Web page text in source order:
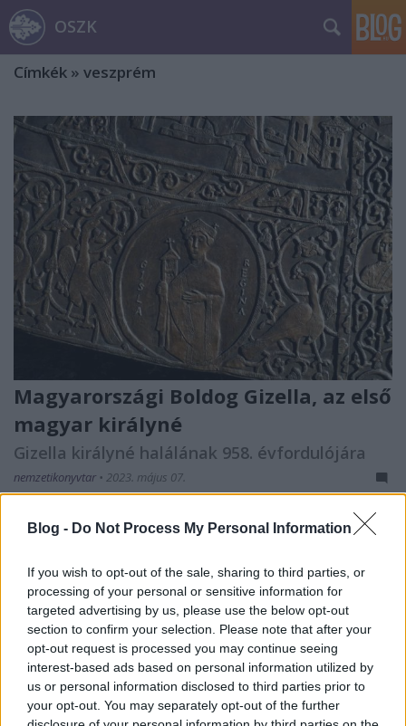
Blog - Do Not Process My Personal Information
If you wish to opt-out of the sale, sharing to third parties, or
processing of your personal or sensitive information for
targeted advertising by us, please use the below opt-out
section to confirm your selection. Please note that after your
opt-out request is processed you may continue seeing
interest-based ads based on personal information utilized by
us or personal information disclosed to third parties prior to
your opt-out. You may separately opt-out of the further
OSZK
Címkék » veszprém
Magyarországi Boldog Gizella, az első
magyar királyné
Gizella királyné halálának 958. évfordulójára
nemzetikonyvtar • 2023. május 07.
Gizella királyné a magyar koronázási palást
Wikipédia Az első magyar királyné, a kora középkor
Európájában vezető dinasztiának számító Liudolf-
házból származó Boldog Gizella megítélése a
történeti kutatásoknak köszönhetően sokat változott.
Az elbeszélő…